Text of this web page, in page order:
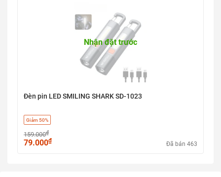
Nhận đặt trước
Đèn pin LED SMILING SHARK SD-1023
Giảm 50%
159.000₫
79.000₫ Đã bán 463